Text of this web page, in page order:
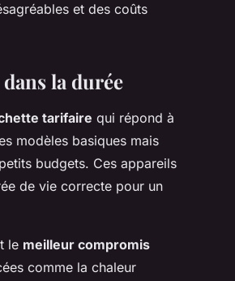
et des coûts
la durée
tarifaire qui répond à
modèles basiques mais
budgets. Ces appareils
de vie correcte pour un
le meilleur compromis
comme la chaleur